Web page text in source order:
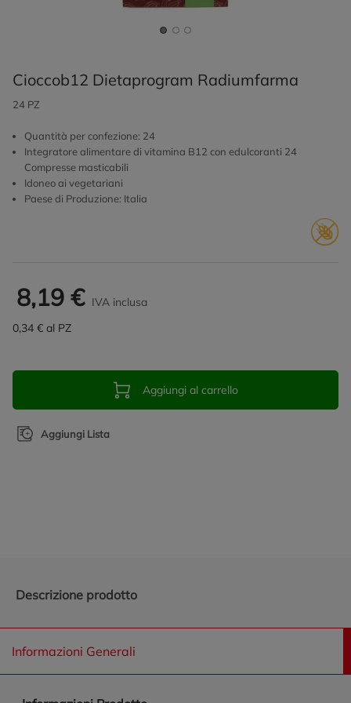
Cioccob12 Dietaprogram Radiumfarma
24 PZ
Quantità per confezione: 24
Integratore alimentare di vitamina B12 con edulcoranti 24
Compresse masticabili
Idoneo ai vegetariani
Paese di Produzione: Italia
8,19 € IVA inclusa
0,34 € al PZ
Aggiungi al carrello
Aggiungi Lista
Descrizione prodotto
Informazioni Generali